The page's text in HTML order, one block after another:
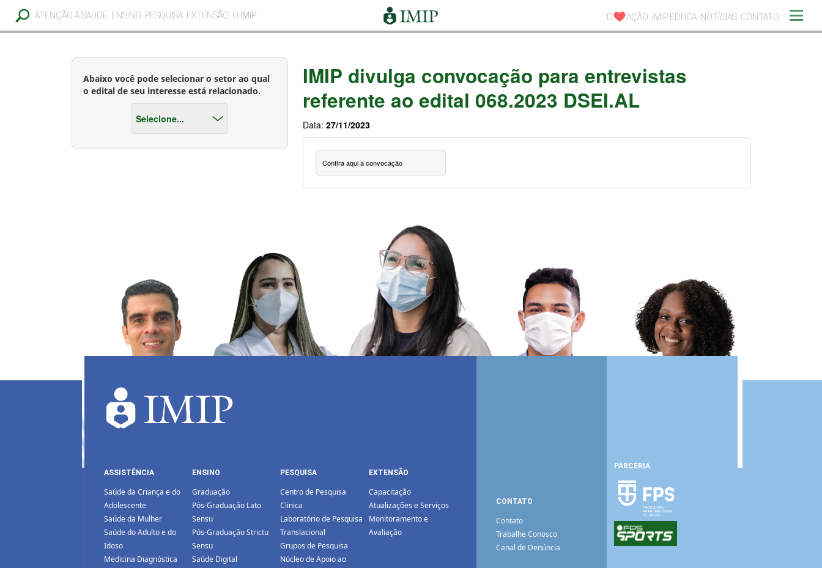
ATENÇÃO À SAUDE ENSINO PESQUISA EXTENSÃO O IMIP D AÇÃO IMIP EDUCA NOTÍCIAS CONTATO
Abaixo você pode selecionar o setor ao qual
o edital de seu interesse está relacionado.
IMIP divulga convocação para entrevistas
referente ao edital 068.2023 DSEI.AL
Data: 27/11/2023
Confira aqui a convocação
ASSISTÊNCIA
Saúde da Criança e do
Adolescente
Saúde da Mulher
Saúde do Adulto e do
Idoso
Medicina Diagnóstica
ENSINO
Graduação
Pós-Graduação Lato
Sensu
Pós-Graduação Strictu
Sensu
Saúde Digital
PESQUISA
Centro de Pesquisa
Clinica
Laboratório de Pesquisa
Translacional
Grupos de Pesquisa
Núcleo de Apoio ao
EXTENSÃO
Capacitação
Atualizações e Serviços
Monitoramento e
Avaliação
CONTATO
Contato
Trabalhe Conosco
Canal de Denúncia
PARCERIA